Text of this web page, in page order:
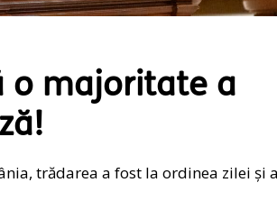
o majoritate a
trădarea a fost la ordinea zilei și